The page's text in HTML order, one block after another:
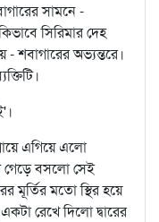
সামনে -
সিরিমার দেহ
শবাগারের অভ্যন্তরে।
এগিয়ে এলো
গেড়ে বসলো সেই
মূর্তির মতো স্থির হয়ে
রেখে দিলো দ্বারের